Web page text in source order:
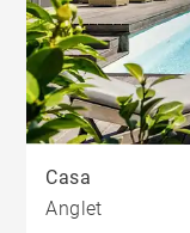
Casa
Anglet